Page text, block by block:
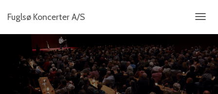
Fuglsø Koncerter A/S